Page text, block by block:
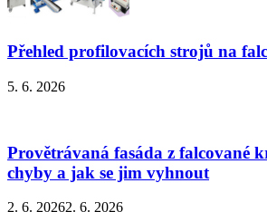
Přehled profilovacích strojů na
5. 6. 2026
Provětrávaná fasáda z falcované
chyby a jak se jim vyhnout
2. 6. 20262. 6. 2026